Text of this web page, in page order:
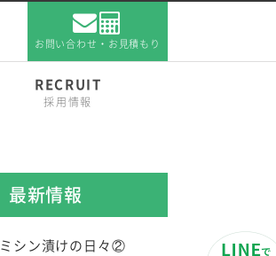
お問い合わせ・お見積もり
RECRUIT
採用情報
最新情報
ミシン漬けの日々②